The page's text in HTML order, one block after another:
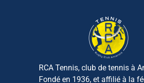
RCA Tennis, club de tennis à
Fondé en 1936, et affilié à la